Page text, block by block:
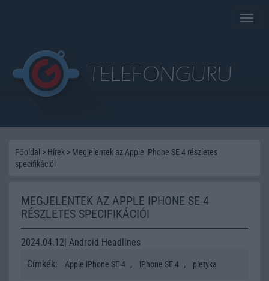
Toggle
Főoldal > Hírek > Megjelentek az Apple iPhone SE 4 részletes
specifikációi
MEGJELENTEK AZ APPLE IPHONE SE 4
RÉSZLETES SPECIFIKÁCIÓI
2024.04.12| Android Headlines
Címkék:
Apple iPhone SE 4 , iPhone SE 4 , pletyka